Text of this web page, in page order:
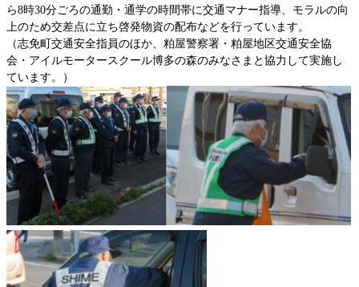
ら8時30分ごろの通勤・通学の時間帯に交通マナー指導、モラルの向
上のため交差点に立ち啓発物資の配布などを行っています。
（志免町交通安全指員のほか、粕屋警察署・粕屋地区交通安全協
会・アイルモータースクール博多の森のみなさまと協力して実施し
ています。）